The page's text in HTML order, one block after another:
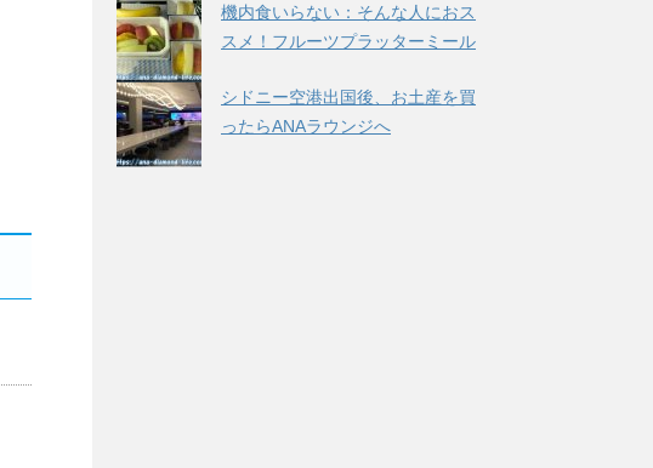
機内食いらない：そんな人におス
スメ！フルーツプラッターミール
シドニー空港出国後、お土産を買
ったらANAラウンジへ